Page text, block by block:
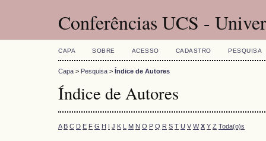
Conferências UCS -
CAPA SOBRE ACESSO CADASTRO PESQUISA
Capa > Pesquisa > Índice de Autores
Índice de Autores
A B C D E F G H I J K L M N O P Q R S T U V W X Y Z Toda(o)s